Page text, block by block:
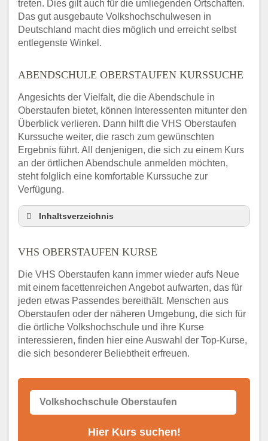
treten. Dies gilt auch für die umliegenden Ortschaften.
Das gut ausgebaute Volkshochschulwesen in
Deutschland macht dies möglich und erreicht selbst
entlegenste Winkel.
ABENDSCHULE OBERSTAUFEN KURSSUCHE
Angesichts der Vielfalt, die die Abendschule in
Oberstaufen bietet, können Interessenten mitunter den
Überblick verlieren. Dann hilft die VHS Oberstaufen
Kurssuche weiter, die rasch zum gewünschten
Ergebnis führt. All denjenigen, die sich zu einem Kurs
an der örtlichen Abendschule anmelden möchten,
steht folglich eine komfortable Kurssuche zur
Verfügung.
Inhaltsverzeichnis
Umgebung
Abendschule Oberstaufen Kurssuche
VHS Oberstaufen Kurse
VHS Oberstaufen – Öffnungszeiten und
Telefonnummer
Stellenangebote der Volkshochschule
Oberstaufen
Alternativen zum VHS Programm 2026 in
VHS OBERSTAUFEN KURSE
Die VHS Oberstaufen kann immer wieder aufs Neue
mit einem facettenreichen Angebot aufwarten, das für
jeden etwas Passendes bereithält. Menschen aus
Oberstaufen oder der näheren Umgebung, die sich für
die örtliche Volkshochschule und ihre Kurse
interessieren, finden hier eine Auswahl der Top-Kurse,
die sich besonderer Beliebtheit erfreuen.